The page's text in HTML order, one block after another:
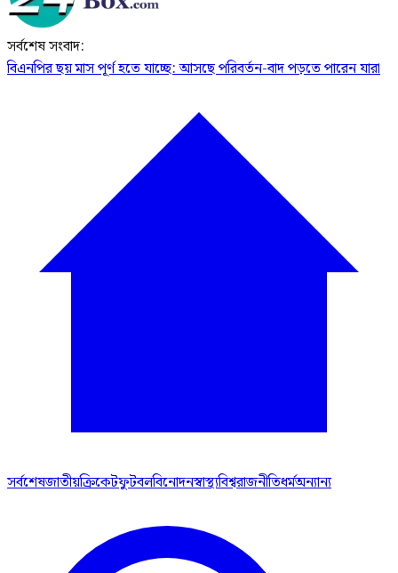
সর্বশেষ সংবাদ:
বিএনপির ছয় মাস পূর্ণ হতে যাচ্ছে: আসছে পরিবর্তন-বাদ পড়তে পারেন যারা
সর্বশেষজাতীয়ক্রিকেটফুটবলবিনোদনস্বাস্থ্যবিশ্বরাজনীতিধর্মঅন্যান্য